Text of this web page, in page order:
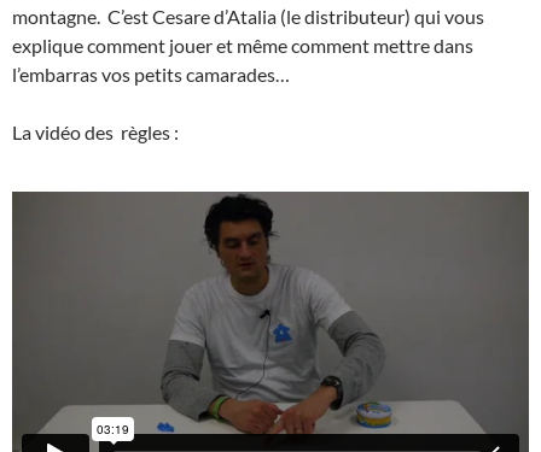
montagne. C’est Cesare d’Atalia (le distributeur) qui vous
explique comment jouer et même comment mettre dans
l’embarras vos petits camarades…
La vidéo des règles :